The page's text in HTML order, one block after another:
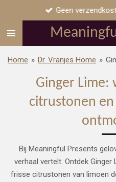
naar
hoofdinhoud
Geen
Home » Dr. Vranjes Home »
Ginger Lime:
citrustonen
Bij Meaningful Presents
verhaal vertelt. Ontdek Ginger
frisse citrustonen van limoen